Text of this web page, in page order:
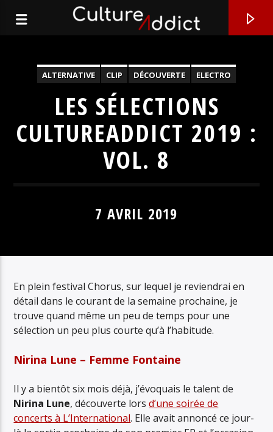
HOUSECALL
ALTERNATIVE CLIP DÉCOUVERTE
ELECTRO
POP
LES SÉLECTIONS
CULTUREADDICT 2019 :
VOL. 8
7 AVRIL 2019
En plein festival Chorus, sur lequel je reviendrai en
détail dans le courant de la semaine prochaine, je
trouve quand même un peu de temps pour une
sélection un peu plus courte qu’à l’habitude.
Nirina Lune – Femme Fontaine
Il y a bientôt six mois déjà, j’évoquais le talent de
Nirina Lune, découverte lorsd’une soirée de
concerts à L’International. Elle avait annoncé ce jour-